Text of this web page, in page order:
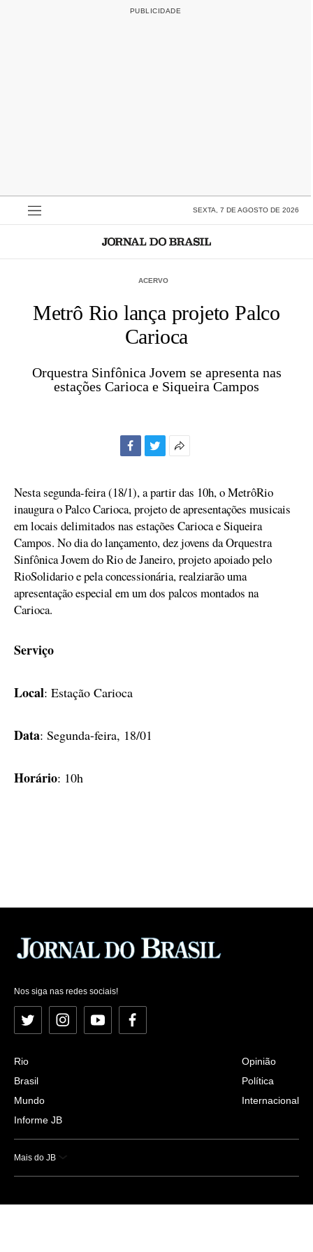
SEXTA, 7 DE AGOSTO DE 2026
ACERVO
Metrô Rio lança projeto Palco
Carioca
Orquestra Sinfônica Jovem se apresenta nas
estações Carioca e Siqueira Campos
compartilhamento
Nesta segunda-feira (18/1), a partir das 10h, o MetrôRio
inaugura o Palco Carioca, projeto de apresentações musicais
em locais delimitados nas estações Carioca e Siqueira
Campos. No dia do lançamento, dez jovens da Orquestra
Sinfônica Jovem do Rio de Janeiro, projeto apoiado pelo
RioSolidario e pela concessionária, realziarão uma
apresentação especial em um dos palcos montados na
Carioca.
Serviço
Local: Estação Carioca
Data: Segunda-feira, 18/01
Horário: 10h
Nos siga nas redes sociais!
Twitter InstagramYouTubeFacebook
Rio
Brasil
Mundo
Informe JB
Opinião
Política
Internacional
Mais do JB
Esportes